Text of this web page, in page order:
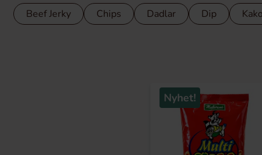
Beef Jerky Chips Dadlar Dip
Nyhet!